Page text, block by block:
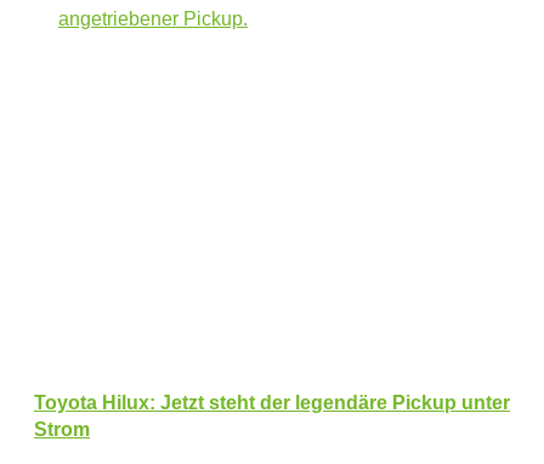
Toyota Hilux: Jetzt steht der legendäre Pickup unter
Strom